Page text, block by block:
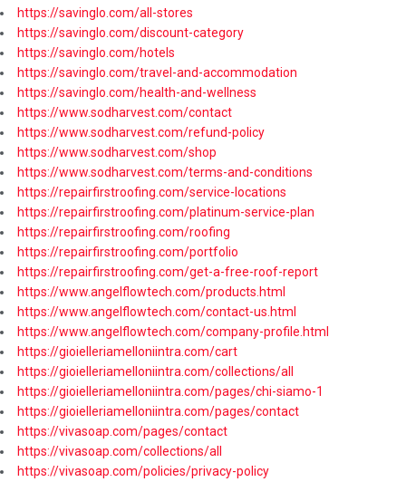
https://savinglo.com/all-stores
https://savinglo.com/discount-category
https://savinglo.com/hotels
https://savinglo.com/travel-and-accommodation
https://savinglo.com/health-and-wellness
https://www.sodharvest.com/contact
https://www.sodharvest.com/refund-policy
https://www.sodharvest.com/shop
https://www.sodharvest.com/terms-and-conditions
https://repairfirstroofing.com/service-locations
https://repairfirstroofing.com/platinum-service-plan
https://repairfirstroofing.com/roofing
https://repairfirstroofing.com/portfolio
https://repairfirstroofing.com/get-a-free-roof-report
https://www.angelflowtech.com/products.html
https://www.angelflowtech.com/contact-us.html
https://www.angelflowtech.com/company-profile.html
https://gioielleriamelloniintra.com/cart
https://gioielleriamelloniintra.com/collections/all
https://gioielleriamelloniintra.com/pages/chi-siamo-1
https://gioielleriamelloniintra.com/pages/contact
https://vivasoap.com/pages/contact
https://vivasoap.com/collections/all
https://vivasoap.com/policies/privacy-policy